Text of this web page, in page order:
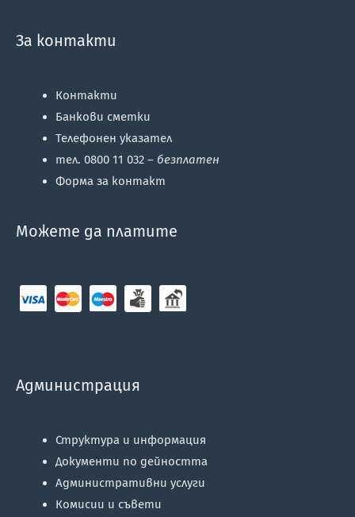
За контакти
Контакти
Банкови сметки
Телефонен указател
тел. 0800 11 032 – безплатен
Форма за контакт
Можете да платите
Администрация
Структура и информация
Документи по дейността
Административни услуги
Комисии и съвети